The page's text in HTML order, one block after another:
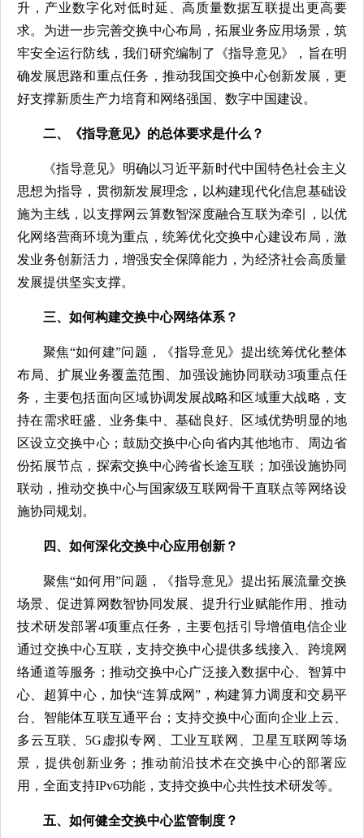
升，产业数字化对低时延、高质量数据互联提出更高要
求。为进一步完善交换中心布局，拓展业务应用场景，筑
牢安全运行防线，我们研究编制了《指导意见》，旨在明
确发展思路和重点任务，推动我国交换中心创新发展，更
好支撑新质生产力培育和网络强国、数字中国建设。
二、《指导意见》的总体要求是什么？
《指导意见》明确以习近平新时代中国特色社会主义
思想为指导，贯彻新发展理念，以构建现代化信息基础设
施为主线，以支撑网云算数智深度融合互联为牵引，以优
化网络营商环境为重点，统筹优化交换中心建设布局，激
发业务创新活力，增强安全保障能力，为经济社会高质量
发展提供坚实支撑。
三、如何构建交换中心网络体系？
聚焦“如何建”问题，《指导意见》提出统筹优化整体
布局、扩展业务覆盖范围、加强设施协同联动3项重点任
务，主要包括面向区域协调发展战略和区域重大战略，支
持在需求旺盛、业务集中、基础良好、区域优势明显的地
区设立交换中心；鼓励交换中心向省内其他地市、周边省
份拓展节点，探索交换中心跨省长途互联；加强设施协同
联动，推动交换中心与国家级互联网骨干直联点等网络设
施协同规划。
四、如何深化交换中心应用创新？
聚焦“如何用”问题，《指导意见》提出拓展流量交换
场景、促进算网数智协同发展、提升行业赋能作用、推动
技术研发部署4项重点任务，主要包括引导增值电信企业
通过交换中心互联，支持交换中心提供多线接入、跨境网
络通道等服务；推动交换中心广泛接入数据中心、智算中
心、超算中心，加快“连算成网”，构建算力调度和交易平
台、智能体互联互通平台；支持交换中心面向企业上云、
多云互联、5G虚拟专网、工业互联网、卫星互联网等场
景，提供创新业务；推动前沿技术在交换中心的部署应
用，全面支持IPv6功能，支持交换中心共性技术研发等。
五、如何健全交换中心监管制度？